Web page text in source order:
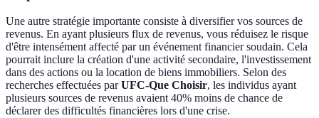
Une autre stratégie importante consiste à diversifier vos sources de
revenus. En ayant plusieurs flux de revenus, vous réduisez le risque
d'être intensément affecté par un événement financier soudain. Cela
pourrait inclure la création d'une activité secondaire, l'investissement
dans des actions ou la location de biens immobiliers. Selon des
recherches effectuées parUFC-Que Choisir, les individus ayant
plusieurs sources de revenus avaient 40% moins de chance de
déclarer des difficultés financières lors d'une crise.